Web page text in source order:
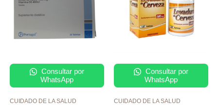
Consultar por
WhatsApp
CUIDADO DE LA SALUD
Consultar por
WhatsApp
CUIDADO DE LA SALUD